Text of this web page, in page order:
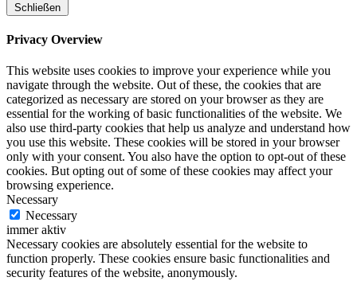
Schließen
Privacy Overview
This website uses cookies to improve your experience while you
navigate through the website. Out of these, the cookies that are
categorized as necessary are stored on your browser as they are
essential for the working of basic functionalities of the website. We
also use third-party cookies that help us analyze and understand how
you use this website. These cookies will be stored in your browser
only with your consent. You also have the option to opt-out of these
cookies. But opting out of some of these cookies may affect your
browsing experience.
Necessary
Necessary
immer aktiv
Necessary cookies are absolutely essential for the website to
function properly. These cookies ensure basic functionalities and
security features of the website, anonymously.